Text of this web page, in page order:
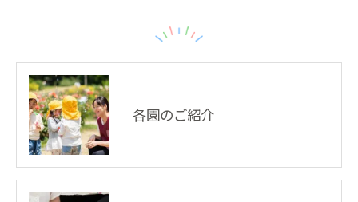
各園のご紹介